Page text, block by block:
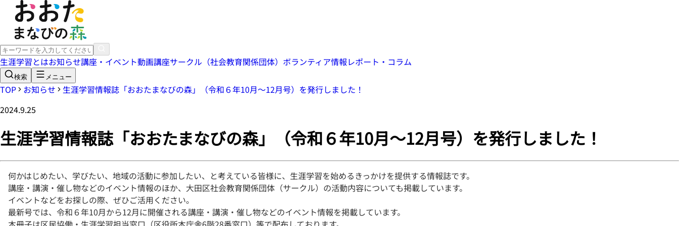
生涯学習とはお知らせ講座・イベント動画講座サークル（社会教育関係団体） ボランティア情報レポート・コラム
検索 メニュー
TOP お知らせ
生涯学習情報誌「おおたまなびの森」（令和６年10月～12月号）を発行しました！
2024.9.25
生涯学習情報誌「おおたまなびの森」（令和６年10月～12月号）を発行しました！
何かはじめたい、学びたい、地域の活動に参加したい、と考えている皆様に、生涯学習を始めるきっかけを提供する情報誌です。
講座・講演・催し物などのイベント情報のほか、大田区社会教育関係団体（サークル）の活動内容についても掲載しています。
イベントなどをお探しの際、ぜひご活用ください。
最新号では、令和６年10月から12月に開催される講座・講演・催し物などのイベント情報を掲載しています。